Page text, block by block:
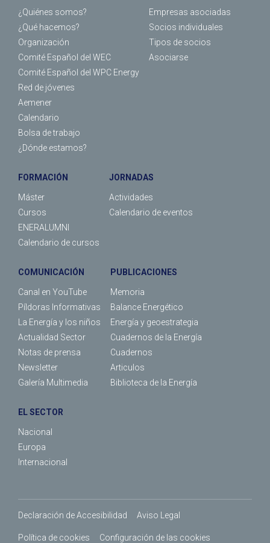
¿Quiénes somos?
¿Qué hacemos?
Organización
Comité Español del WEC
Comité Español del WPC Energy
Red de jóvenes
Aemener
Calendario
Bolsa de trabajo
¿Dónde estamos?
Empresas asociadas
Socios individuales
Tipos de socios
Asociarse
FORMACIÓN
Máster
Cursos
ENERALUMNI
Calendario de cursos
JORNADAS
Actividades
Calendario de eventos
COMUNICACIÓN
Canal en YouTube
Píldoras Informativas
La Energía y los niños
Actualidad Sector
Notas de prensa
Newsletter
Galería Multimedia
PUBLICACIONES
Memoria
Balance Energético
Energía y geoestrategia
Cuadernos de la Energía
Cuadernos
Articulos
Biblioteca de la Energía
EL SECTOR
Nacional
Europa
Internacional
Declaración de Accesibilidad Aviso Legal
Política de cookies Configuración de las cookies